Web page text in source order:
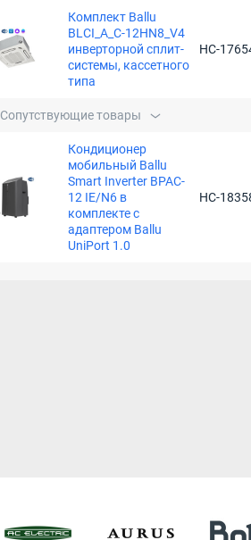
Комплект Ballu
BLCI_A_C-12HN8_V4
инверторной сплит-
системы, кассетного
типа
НС-
Сопутствующие товары
Кондиционер
мобильный Ballu
Smart Inverter BPAC-
12 IE/N6 в
комплекте с
адаптером Ballu
UniPort 1.0
НС-